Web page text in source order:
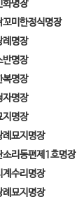
화명장
꼬미한정식명장
례명장
반명장
복명장
자명장
지명장
례묘지명장
소리동편제1호명장
계수리명장
례묘지명장